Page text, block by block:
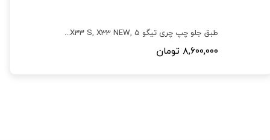
طبق جلو چپ چری تیگو 5 ,X33 S, X33 NEW ,تیگو 7 قدیم
۸,۶۰۰,۰۰۰ تومان